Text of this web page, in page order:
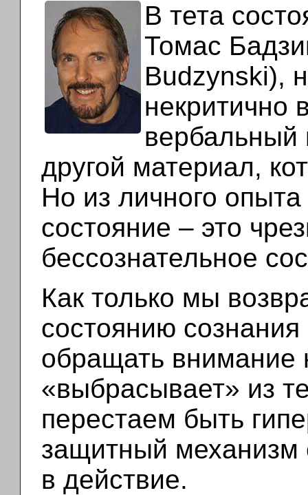
В тета
Томас
Budzynski),
некритично
другой материал,
Но из личного
состояние – это
бессознательное
Как только мы
состоянию
обращать внимание
«выбрасывает» из
перестаем быть
защитный механизм
в действие.